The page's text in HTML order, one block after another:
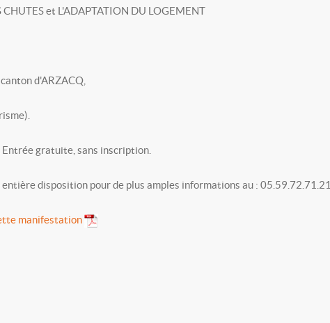
et L'ADAPTATION DU LOGEMENT
d'ARZACQ,
gratuite, sans inscription.
disposition pour de plus amples informations au : 05.59.72.71.21
manifestation